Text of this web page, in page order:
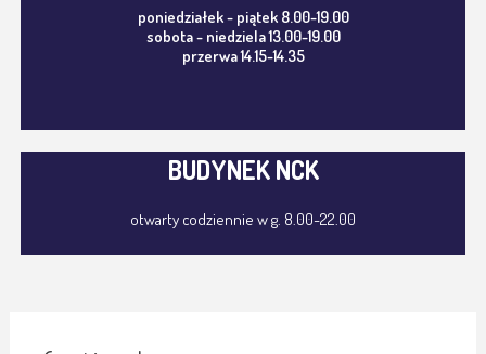
poniedziałek - piątek 8.00-19.00
sobota - niedziela 13.00-19.00
przerwa 14.15-14.35
BUDYNEK NCK
otwarty codziennie w g. 8.00-22.00